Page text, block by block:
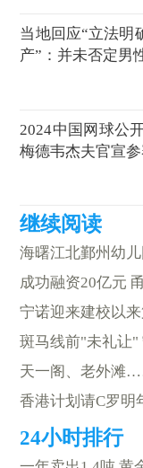
当地回应“立法明
产”：并未否定男
2024中国网球公
梅德韦杰夫官宣
海曙江北鄞州幼
成功融资20亿元
宁诺迎来建校以
斑马线前"未礼让
天一阁、老外滩
香港计划请C罗明